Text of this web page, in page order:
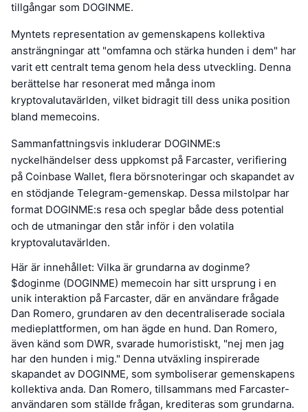
tillgångar som DOGINME.
Myntets representation av gemenskapens kollektiva
ansträngningar att "omfamna och stärka hunden i dem" har
varit ett centralt tema genom hela dess utveckling. Denna
berättelse har resonerat med många inom
kryptovalutavärlden, vilket bidragit till dess unika position
bland memecoins.
Sammanfattningsvis inkluderar DOGINME:s
nyckelhändelser dess uppkomst på Farcaster, verifiering
på Coinbase Wallet, flera börsnoteringar och skapandet av
en stödjande Telegram-gemenskap. Dessa milstolpar har
format DOGINME:s resa och speglar både dess potential
och de utmaningar den står inför i den volatila
kryptovalutavärlden.
Här är innehållet: Vilka är grundarna av doginme?
$doginme (DOGINME) memecoin har sitt ursprung i en
unik interaktion på Farcaster, där en användare frågade
Dan Romero, grundaren av den decentraliserade sociala
medieplattformen, om han ägde en hund. Dan Romero,
även känd som DWR, svarade humoristiskt, "nej men jag
har den hunden i mig." Denna utväxling inspirerade
skapandet av DOGINME, som symboliserar gemenskapens
kollektiva anda. Dan Romero, tillsammans med Farcaster-
användaren som ställde frågan, krediteras som grundarna.